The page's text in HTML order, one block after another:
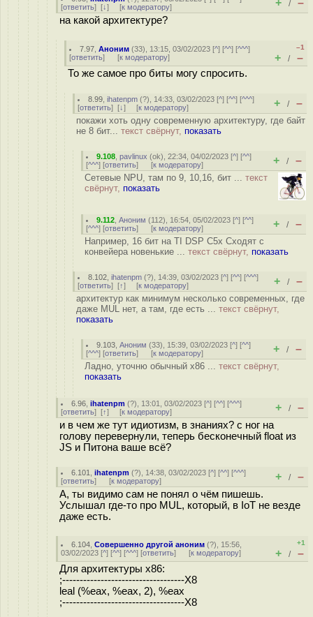
[ответить] [↓] [к модератору] + / –
на какой архитектуре?
7.97 ,Аноним (33), 13:15, 03/02/2023 [^] [^^] [^^^]
[ответить] [к модератору]
–1
+ / –
То же самое про биты могу спросить.
8.99 ,ihatenpm (?), 14:33, 03/02/2023 [^] [^^] [^^^]
[ответить] [↓] [к модератору] + / –
покажи хоть одну современную архитектуру, где байт
не 8 бит... текст свёрнут, показать
9.108 ,pavlinux (ok), 22:34, 04/02/2023 [^] [^^]
[^^^] [ответить] [к модератору] + / –
Сетевые NPU, там по 9, 10,16, бит ... текст
свёрнут, показать
9.112 ,Аноним (112), 16:54, 05/02/2023 [^] [^^]
[^^^] [ответить] [к модератору] + / –
Например, 16 бит на TI DSP C5x Сходят с
конвейера новенькие ... текст свёрнут, показать
8.102 ,ihatenpm (?), 14:39, 03/02/2023 [^] [^^] [^^^]
[ответить] [↑] [к модератору] + / –
архитектур как минимум несколько современных, где
даже MUL нет, а там, где есть ... текст свёрнут,
показать
9.103 ,Аноним (33), 15:39, 03/02/2023 [^] [^^]
[^^^] [ответить] [к модератору] + / –
Ладно, уточню обычный x86 ... текст свёрнут,
показать
6.96 ,ihatenpm (?), 13:01, 03/02/2023 [^] [^^] [^^^]
[ответить] [↑] [к модератору] + / –
и в чем же тут идиотизм, в знаниях? с ног на
голову перевернули, теперь бесконечный float из
JS и Питона ваше всё?
6.101 ,ihatenpm (?), 14:38, 03/02/2023 [^] [^^] [^^^]
[ответить] [к модератору] + / –
А, ты видимо сам не понял о чём пишешь.
Услышал где-то про MUL, который, в IoT не везде
даже есть.
6.104 ,Совершенно другой аноним (?), 15:56,
03/02/2023 [^] [^^] [^^^] [ответить] [к модератору]
+1
+ / –
Для архитектуры x86:
;-----------------------------------X8
leal (%eax, %eax, 2), %eax
;-----------------------------------X8